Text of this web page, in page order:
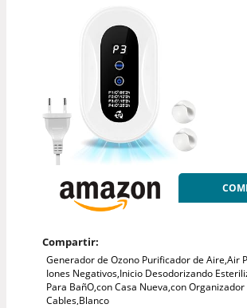
Compartir:
Generador de Ozono Purificador de Aire,Air
Iones Negativos,Inicio Desodorizando
Para BañO,con Casa Nueva,con Organizador
Cables,Blanco